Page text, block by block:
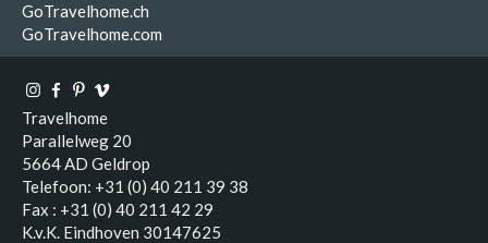
GoTravelhome.ch
GoTravelhome.com
Travelhome
Parallelweg 20
5664 AD Geldrop
Telefoon: +31 (0) 40 211 39 38
Fax : +31 (0) 40 211 42 29
K.v.K. Eindhoven 30147625